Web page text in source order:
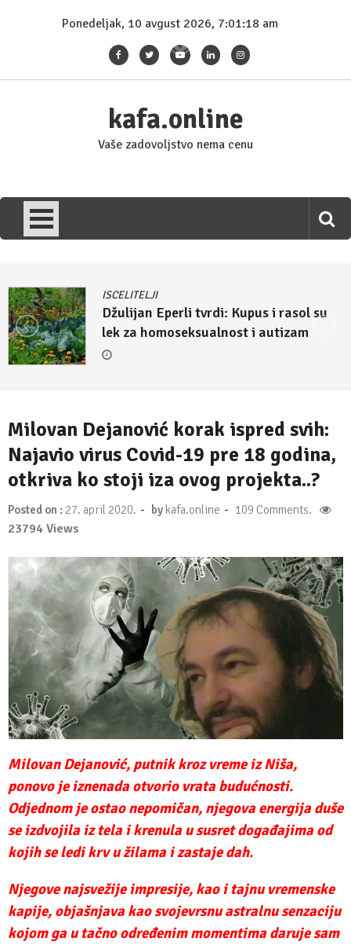
Ponedeljak, 10 avgust 2026, 7:01:19 am
kafa.online
Vaše zadovoljstvo nema cenu
MEDICINA
BOLESTI VREBAJU: Poremećaj rada
srca (VIDEO)
Milovan Dejanović korak ispred svih:
Najavio virus Covid-19 pre 18 godina,
otkriva ko stoji iza ovog projekta..?
Posted on : 27. april 2020. - by kafa.online - 109 Comments.
23794 Views
Milovan Dejanović, putnik kroz vreme iz Niša,
ponovo je iznenada otvorio vrata budućnosti.
Odjednom je ostao nepomičan, njegova energija duše
se izdvojila iz tela i krenula u susret događajima od
kojih se ledi krv u žilama i zastaje dah.
Njegove najsvežije impresije, kao i tajnu vremenske
kapije, objašnjava kao svojevrsnu astralnu senzaciju
kojom ga u tačno određenim momentima daruje sam